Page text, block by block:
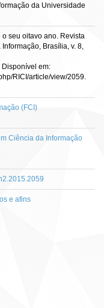
da Universidade
o seu oitavo ano. Revista
Brasília, v. 8,
em:
RICI/article/view/2059.
(FCI)
Ciência da Informação
e afins